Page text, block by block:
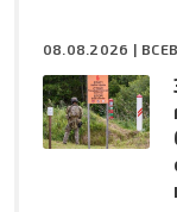
08.08.2026 |